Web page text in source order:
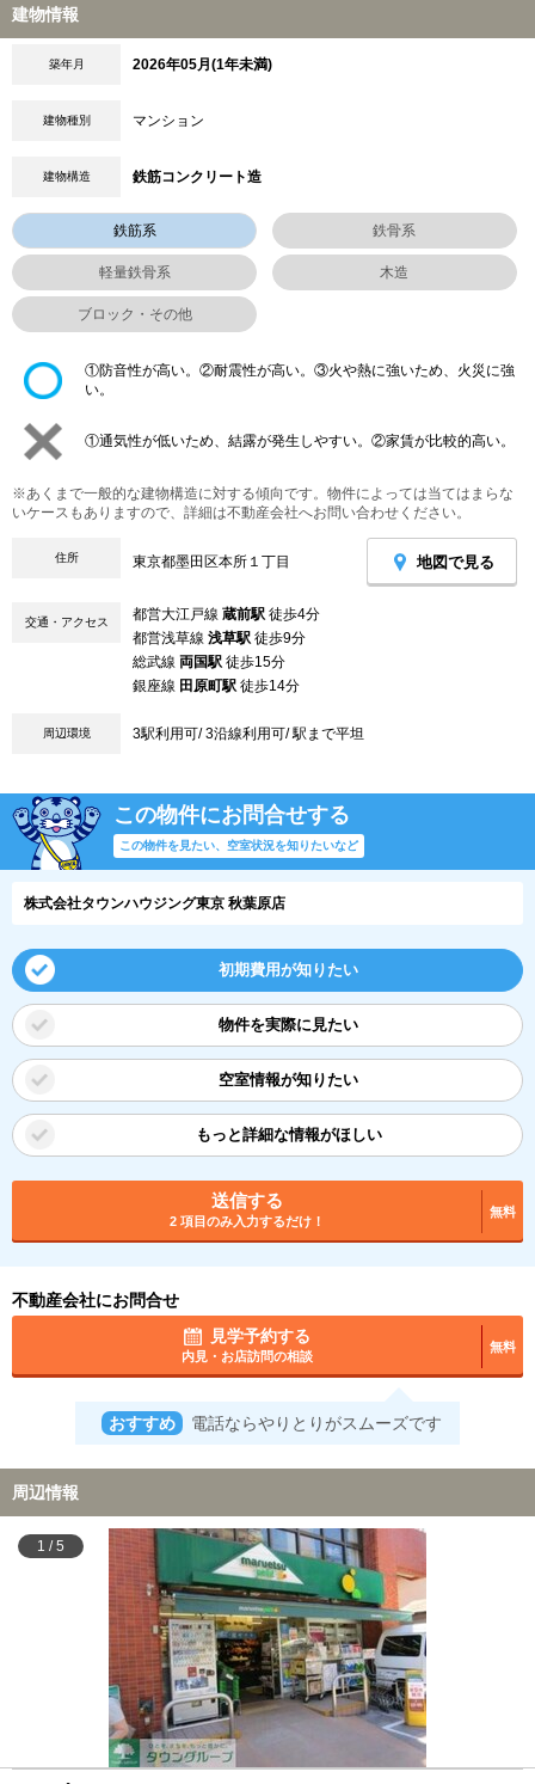
建物情報
築年月 2026年05月(1年未満)
建物種別 マンション
建物構造 鉄筋コンクリート造
鉄筋系 鉄骨系
軽量鉄骨系 木造
ブロック・その他
①防音性が高い。②耐震性が高い。③火や熱に強いため、火災に強
い。
①通気性が低いため、結露が発生しやすい。②家賃が比較的高い。
※あくまで一般的な建物構造に対する傾向です。物件によっては当てはまらな
いケースもありますので、詳細は不動産会社へお問い合わせください。
住所 東京都墨田区本所１丁目 地図で見る
交通・アクセス 都営大江戸線 蔵前駅 徒歩4分
都営浅草線 浅草駅 徒歩9分
総武線 両国駅 徒歩15分
銀座線 田原町駅 徒歩14分
周辺環境 3駅利用可/ 3沿線利用可/ 駅まで平坦
この物件にお問合せする
この物件を見たい、空室状況を知りたいなど
株式会社タウンハウジング東京 秋葉原店
初期費用が知りたい
物件を実際に見たい
空室情報が知りたい
もっと詳細な情報がほしい
送信する
2 項目のみ入力するだけ！
無料
不動産会社にお問合せ
見学予約する
内見・お店訪問の相談
無料
おすすめ 電話ならやりとりがスムーズです
周辺情報
1 /5